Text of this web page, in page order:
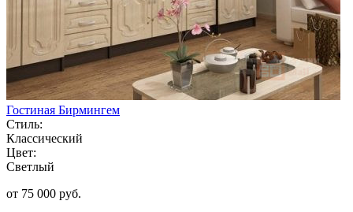
Гостиная Бирмингем
Стиль:
Классический
Цвет:
Светлый
от 75 000 руб.